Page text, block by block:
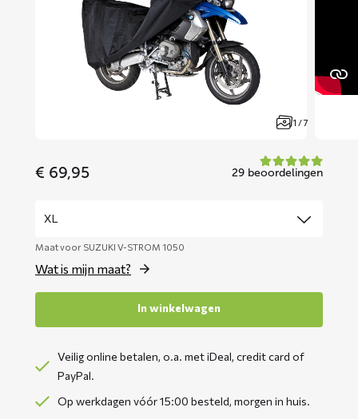
1 / 7
€ 69,95 29 beoordelingen
Maat voor SUZUKI V-STROM 1050
Wat is mijn maat?
In winkelwagen
Veilig online betalen, o.a. met iDeal, credit card of
PayPal.
Op werkdagen vóór 15:00 besteld, morgen in huis.